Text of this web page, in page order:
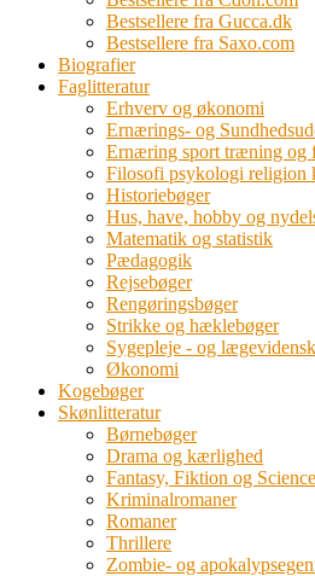
Bestsellere fra Gucca.dk
Bestsellere fra Saxo.com
Biografier
Faglitteratur
Erhverv og økonomi
Ernærings- og
Ernæring sport træning og
Filosofi psykologi religion
Historiebøger
Hus, have, hobby og
Matematik og statistik
Pædagogik
Rejsebøger
Rengøringsbøger
Strikke og hæklebøger
Sygepleje - og
Økonomi
Kogebøger
Skønlitteratur
Børnebøger
Drama og kærlighed
Fantasy, Fiktion og
Kriminalromaner
Romaner
Thrillere
Zombie- og